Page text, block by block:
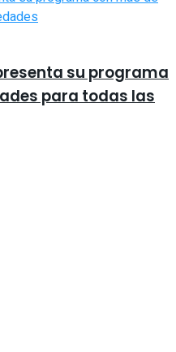
su programa
para todas las